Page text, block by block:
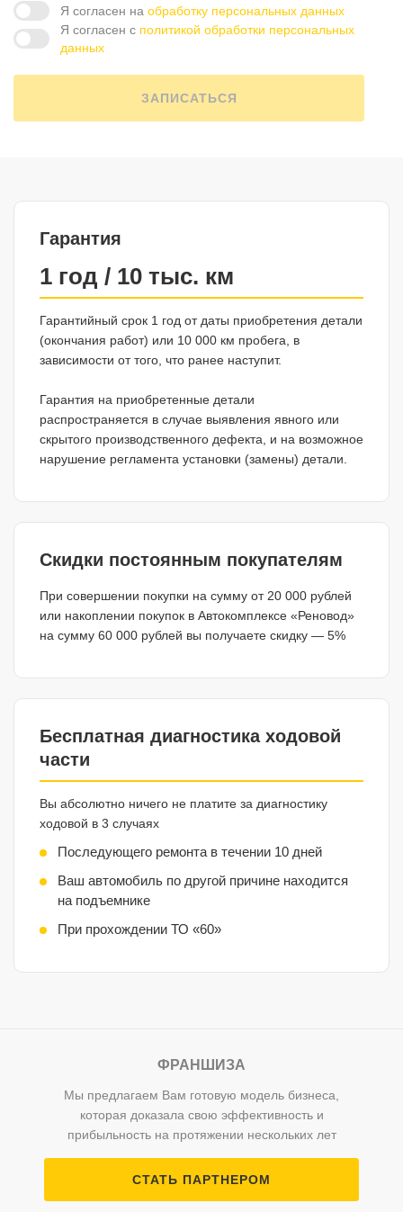
Я согласен на обработку персональных данных
Я согласен с политикой обработки персональных
данных
ЗАПИСАТЬСЯ
Гарантия
1 год / 10 тыс. км
Гарантийный срок 1 год от даты приобретения детали
(окончания работ) или 10 000 км пробега, в
зависимости от того, что ранее наступит.
Гарантия на приобретенные детали
распространяется в случае выявления явного или
скрытого производственного дефекта, и на возможное
нарушение регламента установки (замены) детали.
Скидки постоянным покупателям
При совершении покупки на сумму от 20 000 рублей
или накоплении покупок в Автокомплексе «Реновод»
на сумму 60 000 рублей вы получаете скидку — 5%
Бесплатная диагностика ходовой
части
Вы абсолютно ничего не платите за диагностику
ходовой в 3 случаях
Последующего ремонта в течении 10 дней
Ваш автомобиль по другой причине находится
на подъемнике
При прохождении ТО «60»
ФРАНШИЗА
Мы предлагаем Вам готовую модель бизнеса,
которая доказала свою эффективность и
прибыльность на протяжении нескольких лет
СТАТЬ ПАРТНЕРОМ